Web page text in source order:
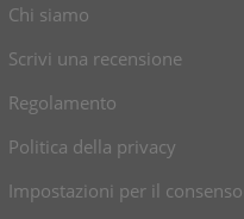
Chi siamo
Scrivi una recensione
Regolamento
Politica della privacy
Impostazioni per il consenso